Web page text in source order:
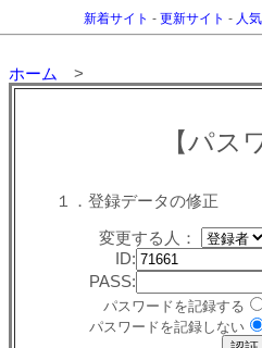
新着サイト - 更新サイト - 人
ホーム >
【パス
１．登録データの修正
変更する人：
ID:
PASS:
パスワードを記録する
パスワードを記録しない